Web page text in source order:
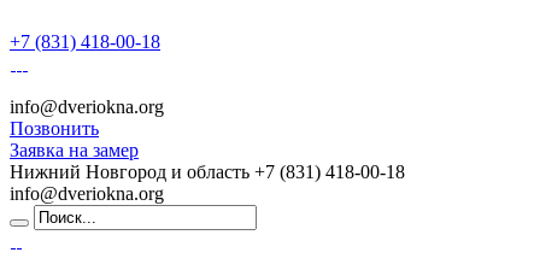
+7 (831) 418-00-18
info@dveriokna.org
Позвонить
Заявка на замер
Нижний Новгород и область +7 (831) 418-00-18
info@dveriokna.org